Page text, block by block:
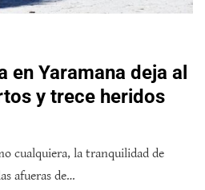
en Yaramana deja al
y trece heridos
cualquiera, la tranquilidad de
afueras de…